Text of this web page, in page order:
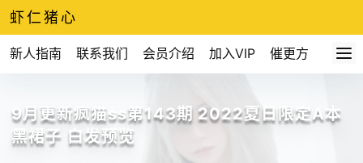
虾仁猪心
新人指南 联系我们 会员介绍 加入VIP 催更方式
9月更新疯猫ss第143期 2022夏日限定A本
黑裙子 白发预览